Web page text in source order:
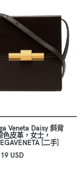
Veneta Daisy 斜背
色皮革，女士，
[二手]
USD